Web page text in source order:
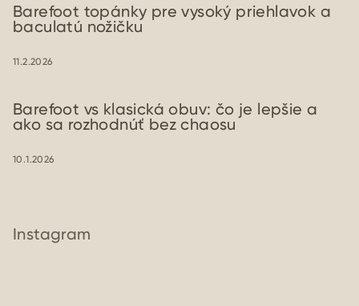
Barefoot topánky pre vysoký priehlavok a
baculatú nožičku
11.2.2026
Barefoot vs klasická obuv: čo je lepšie a
ako sa rozhodnúť bez chaosu
10.1.2026
Instagram